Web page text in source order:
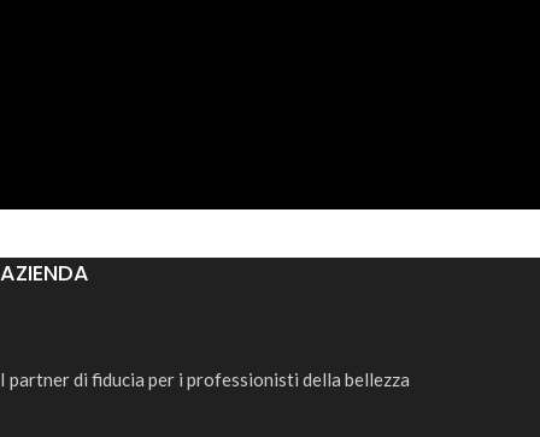
AZIENDA
I partner di fiducia per i professionisti della bellezza